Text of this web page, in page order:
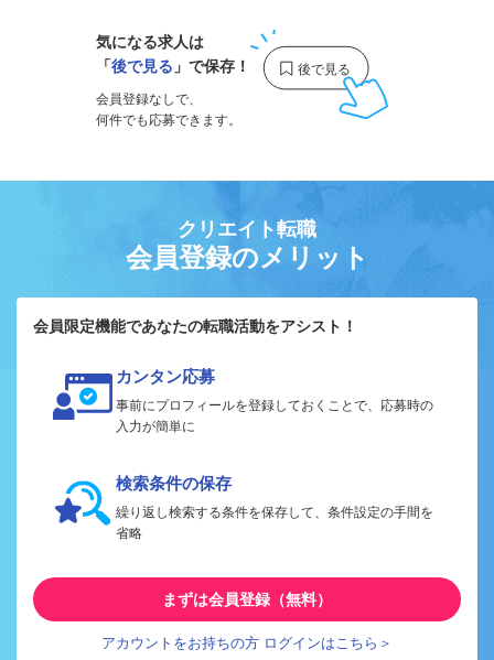
気になる求人は
「後で見る 」で保存！
会員登録なしで、
何件でも応募できます。
クリエイト転職
会員登録のメリット
会員限定機能であなたの転職活動をアシスト！
カンタン応募
事前にプロフィールを登録しておくことで、応募時の
入力が簡単に
検索条件の保存
繰り返し検索する条件を保存して、条件設定の手間を
省略
まずは会員登録（無料）
アカウントをお持ちの方 ログインはこちら＞